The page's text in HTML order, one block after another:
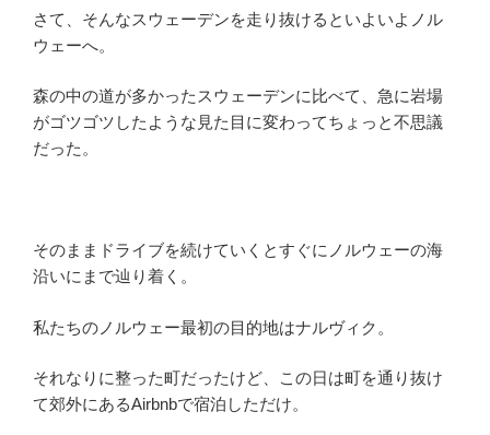
さて、そんなスウェーデンを走り抜けるといよいよノル
ウェーへ。
森の中の道が多かったスウェーデンに比べて、急に岩場
がゴツゴツしたような見た目に変わってちょっと不思議
だった。
そのままドライブを続けていくとすぐにノルウェーの海
沿いにまで辿り着く。
私たちのノルウェー最初の目的地はナルヴィク。
それなりに整った町だったけど、この日は町を通り抜け
て郊外にあるAirbnbで宿泊しただけ。